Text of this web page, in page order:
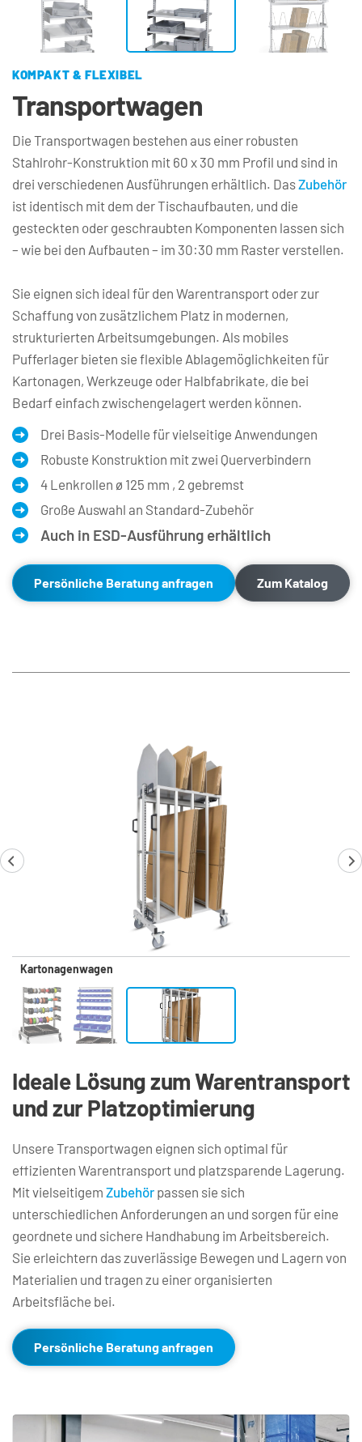
KOMPAKT & FLEXIBEL
Transportwagen
Die Transportwagen bestehen aus einer robusten
Stahlrohr-Konstruktion mit 60 x 30 mm Profil und sind in
drei verschiedenen Ausführungen erhältlich. Das Zubehör
ist identisch mit dem der Tischaufbauten, und die
gesteckten oder geschraubten Komponenten lassen sich
– wie bei den Aufbauten – im 30:30 mm Raster verstellen.
Sie eignen sich ideal für den Warentransport oder zur
Schaffung von zusätzlichem Platz in modernen,
strukturierten Arbeitsumgebungen. Als mobiles
Pufferlager bieten sie flexible Ablagemöglichkeiten für
Kartonagen, Werkzeuge oder Halbfabrikate, die bei
Bedarf einfach zwischengelagert werden können.
Drei Basis-Modelle für vielseitige Anwendungen
Robuste Konstruktion mit zwei Querverbindern
4 Lenkrollen ø 125 mm , 2 gebremst
Große Auswahl an Standard-Zubehör
Auch in ESD-Ausführung erhältlich
Persönliche Beratung anfragen Zum Katalog
Kartonagenwagen
Ideale Lösung zum Warentransport
und zur Platzoptimierung
Unsere Transportwagen eignen sich optimal für
effizienten Warentransport und platzsparende Lagerung.
Mit vielseitigem Zubehör passen sie sich
unterschiedlichen Anforderungen an und sorgen für eine
geordnete und sichere Handhabung im Arbeitsbereich.
Sie erleichtern das zuverlässige Bewegen und Lagern von
Materialien und tragen zu einer organisierten
Arbeitsfläche bei.
Persönliche Beratung anfragen